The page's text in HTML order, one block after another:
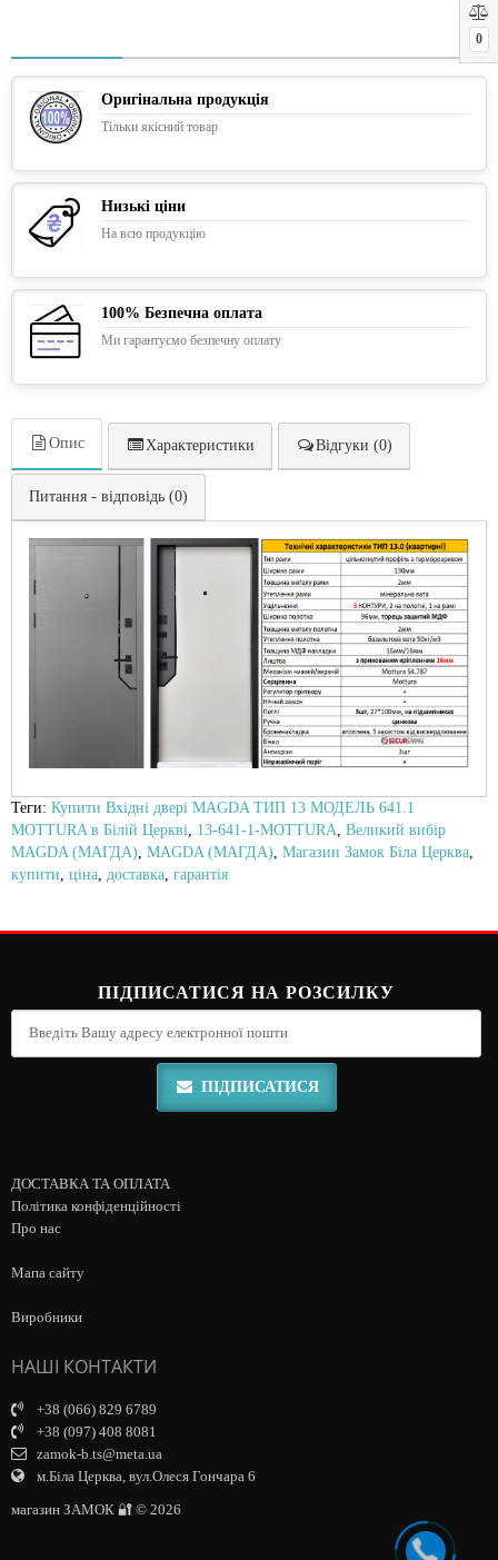
0
Оригінальна продукція
Тільки якісний товар
Низькі ціни
На всю продукцію
100% Безпечна оплата
Ми гарантуємо безпечну оплату
Опис Характеристики Відгуки (0)
Питання - відповідь (0)
Теги: Купити Вхідні двері MAGDA ТИП 13 МОДЕЛЬ 641.1
MOTTURA в Білій Церкві
13-641-1-MOTTURA Великий вибір
MAGDA (МАГДА) MAGDA (МАГДА) Магазин Замок Біла Церква
купити ціна доставка гарантія
ПІДПИСАТИСЯ НА РОЗСИЛКУ
ПІДПИСАТИСЯ
ДОСТАВКА ТА ОПЛАТА
Політика конфіденційності
Про нас
Мапа сайту
Виробники
НАШІ КОНТАКТИ
+38 (066) 829 6789
+38 (097) 408 8081
zamok-b.ts@meta.ua
м.Біла Церква, вул.Олеся Гончара 6
магазин ЗАМОК 🔐 © 2026